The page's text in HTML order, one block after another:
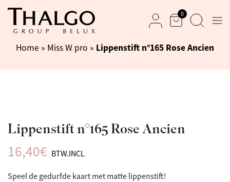
0
Home » Miss W pro » Lippenstift n°165 Rose Ancien
Lippenstift n°165 Rose Ancien
16,40€ BTW.INCL
Speel de gedurfde kaart met matte lippenstift!